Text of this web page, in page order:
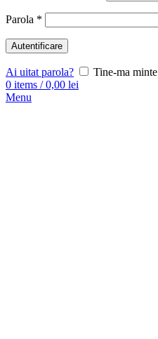
Parola *
Autentificare
Ai uitat parola?
Tine-ma minte
0 items / 0,00 lei
Menu